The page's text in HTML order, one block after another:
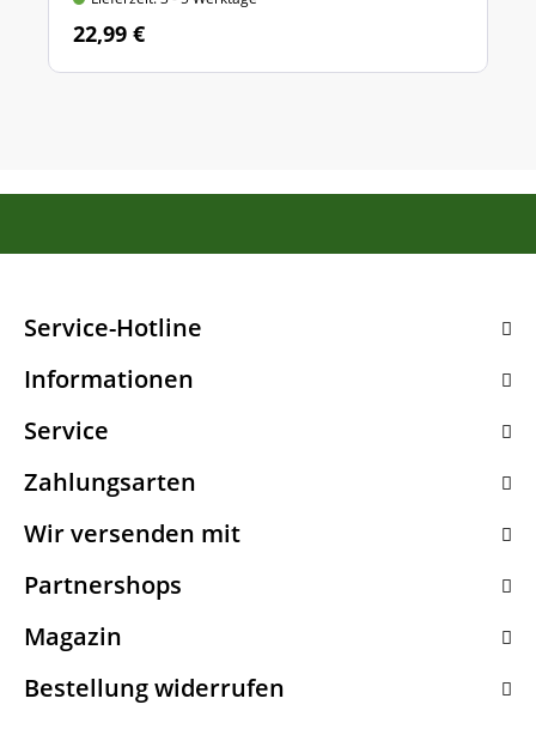
22,99 €
Service-Hotline
Informationen
Service
Zahlungsarten
Wir versenden mit
Partnershops
Magazin
Bestellung widerrufen